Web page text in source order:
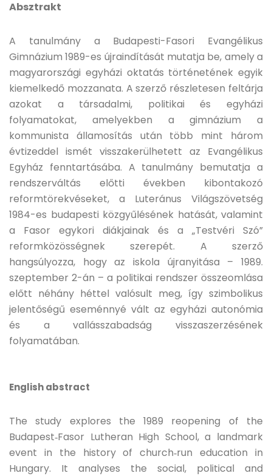
Absztrakt
A tanulmány a Budapesti-Fasori Evangélikus
Gimnázium 1989-es újraindítását mutatja be, amely a
magyarországi egyházi oktatás történetének egyik
kiemelkedő mozzanata. A szerző részletesen feltárja
azokat a társadalmi, politikai és egyházi
folyamatokat, amelyekben a gimnázium a
kommunista államosítás után több mint három
évtizeddel ismét visszakerülhetett az Evangélikus
Egyház fenntartásába. A tanulmány bemutatja a
rendszerváltás előtti években kibontakozó
reformtörekvéseket, a Luteránus Világszövetség
1984-es budapesti közgyűlésének hatását, valamint
a Fasor egykori diákjainak és a „Testvéri Szó”
reformközösségnek szerepét. A szerző
hangsúlyozza, hogy az iskola újranyitása – 1989.
szeptember 2-án – a politikai rendszer összeomlása
előtt néhány héttel valósult meg, így szimbolikus
jelentőségű eseménnyé vált az egyházi autonómia
és a vallásszabadság visszaszerzésének
folyamatában.
English abstract
The study explores the 1989 reopening of the
Budapest‑Fasor Lutheran High School, a landmark
event in the history of church‑run education in
Hungary. It analyses the social, political and